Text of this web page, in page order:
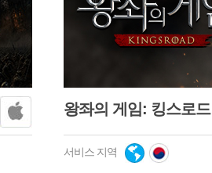
왕좌의 게임: 킹스로드
서비스 지역